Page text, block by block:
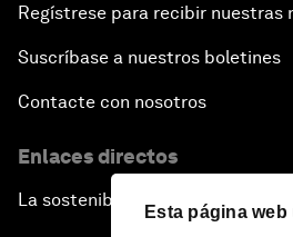
Esta página
Regístrese para recibir nuestras
Suscríbase a nuestros boletines
Contacte con nosotros
Enlaces directos
La sostenibilidad en el Foro